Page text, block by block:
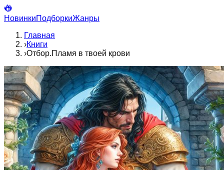
НовинкиПодборкиЖанры
Главная
›Книги
›Отбор.Пламя в твоей крови